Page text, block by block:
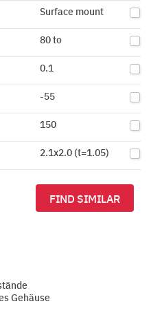
Surface mount
80 to
0.1
-55
150
2.1x2.0 (t=1.05)
FIND SIMILAR
Gehäuse